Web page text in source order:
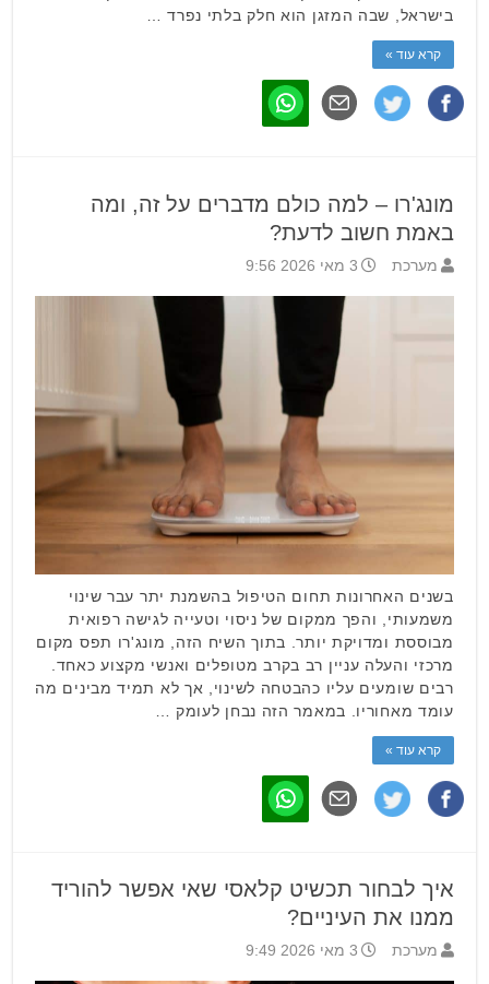
בישראל, שבה המזגן הוא חלק בלתי נפרד …
קרא עוד »
מונג'רו – למה כולם מדברים על זה, ומה
באמת חשוב לדעת?
מערכת 3 מאי 2026 9:56
בשנים האחרונות תחום הטיפול בהשמנת יתר עבר שינוי
משמעותי, והפך ממקום של ניסוי וטעייה לגישה רפואית
מבוססת ומדויקת יותר. בתוך השיח הזה, מונג'רו תפס מקום
מרכזי והעלה עניין רב בקרב מטופלים ואנשי מקצוע כאחד.
רבים שומעים עליו כהבטחה לשינוי, אך לא תמיד מבינים מה
עומד מאחוריו. במאמר הזה נבחן לעומק …
קרא עוד »
איך לבחור תכשיט קלאסי שאי אפשר להוריד
ממנו את העיניים?
מערכת 3 מאי 2026 9:49